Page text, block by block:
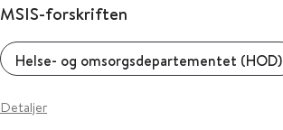
MSIS-forskriften
Helse- og omsorgsdepartementet (HOD)
Detaljer